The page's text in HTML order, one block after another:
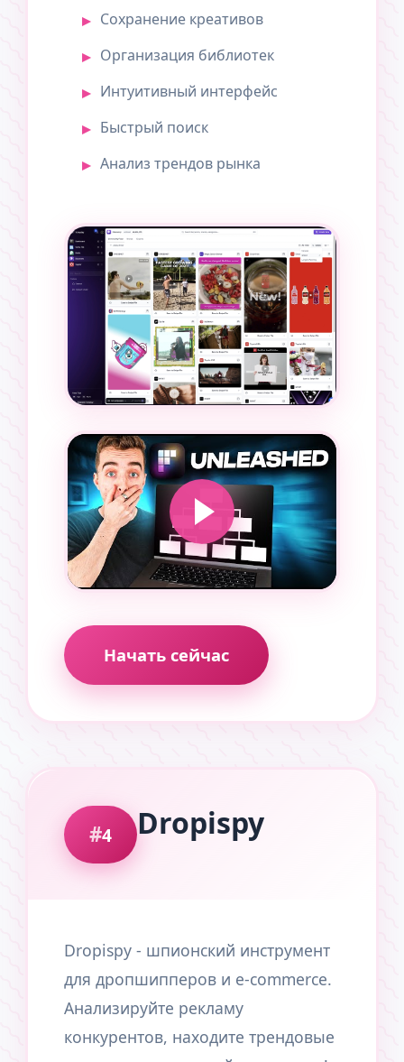
Сохранение креативов
Организация библиотек
Интуитивный интерфейс
Быстрый поиск
Анализ трендов рынка
Начать сейчас
4 Dropispy
Dropispy - шпионский инструмент
для дропшипперов и e-commerce.
Анализируйте рекламу
конкурентов, находите трендовые